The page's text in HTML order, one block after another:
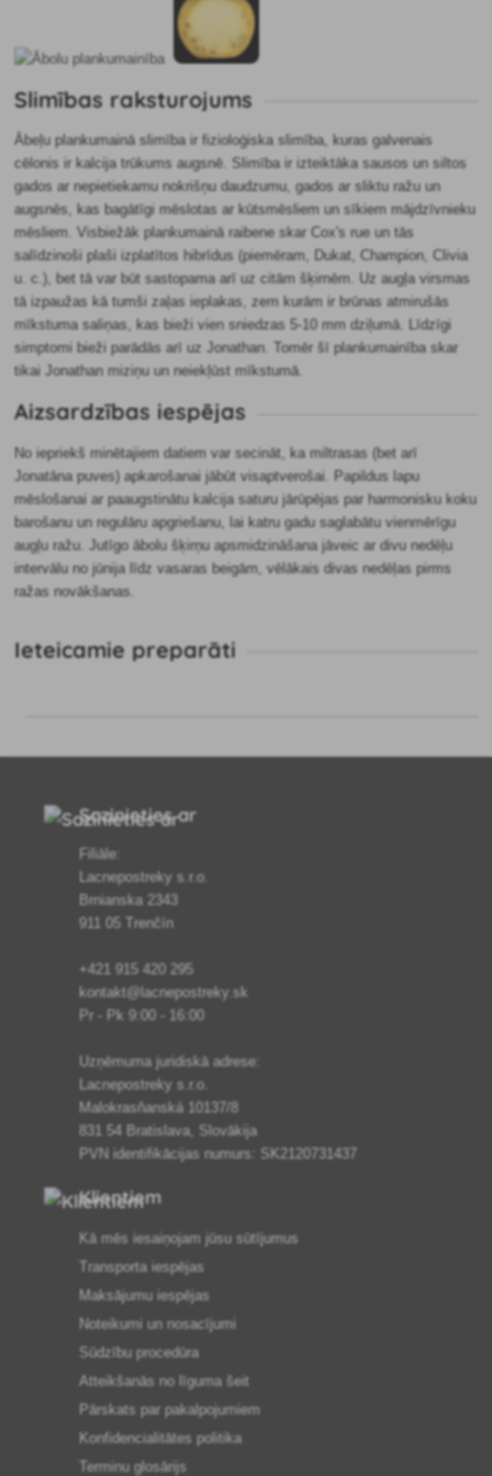
Slimības raksturojums
Ābeļu plankumainā slimība ir fizioloģiska slimība, kuras galvenais
cēlonis ir kalcija trūkums augsnē. Slimība ir izteiktāka sausos un siltos
gados ar nepietiekamu nokrišņu daudzumu, gados ar sliktu ražu un
augsnēs, kas bagātīgi mēslotas ar kūtsmēsliem un sīkiem mājdzīvnieku
mēsliem. Visbiežāk plankumainā raibene skar Cox's rue un tās
salīdzinoši plaši izplatītos hibrīdus (piemēram, Dukat, Champion, Clivia
u. c.), bet tā var būt sastopama arī uz citām šķirnēm. Uz augļa virsmas
tā izpaužas kā tumši zaļas ieplakas, zem kurām ir brūnas atmirušās
mīkstuma saliņas, kas bieži vien sniedzas 5-10 mm dziļumā. Līdzīgi
simptomi bieži parādās arī uz Jonathan. Tomēr šī plankumainība skar
tikai Jonathan miziņu un neiekļūst mīkstumā.
Aizsardzības iespējas
No iepriekš minētajiem datiem var secināt, ka miltrasas (bet arī
Jonatāna puves) apkarošanai jābūt visaptverošai. Papildus lapu
mēslošanai ar paaugstinātu kalcija saturu jārūpējas par harmonisku koku
barošanu un regulāru apgriešanu, lai katru gadu saglabātu vienmērīgu
augļu ražu. Jutīgo ābolu šķirņu apsmidzināšana jāveic ar divu nedēļu
intervālu no jūnija līdz vasaras beigām, vēlākais divas nedēļas pirms
ražas novākšanas.
Ieteicamie preparāti
Sazinieties ar
Filiāle:
Lacnepostreky s.r.o.
Brnianska 2343
911 05 Trenčín
+421 915 420 295
kontakt@lacnepostreky.sk
Pr - Pk 9:00 - 16:00
Uzņēmuma juridiskā adrese:
Lacnepostreky s.r.o.
Malokrasňanská 10137/8
831 54 Bratislava, Slovākija
PVN identifikācijas numurs: SK2120731437
Klientiem
Kā mēs iesaiņojam jūsu sūtījumus
Transporta iespējas
Maksājumu iespējas
Noteikumi un nosacījumi
Sūdzību procedūra
Atteikšanās no līguma šeit
Pārskats par pakalpojumiem
Konfidencialitātes politika
Terminu glosārijs